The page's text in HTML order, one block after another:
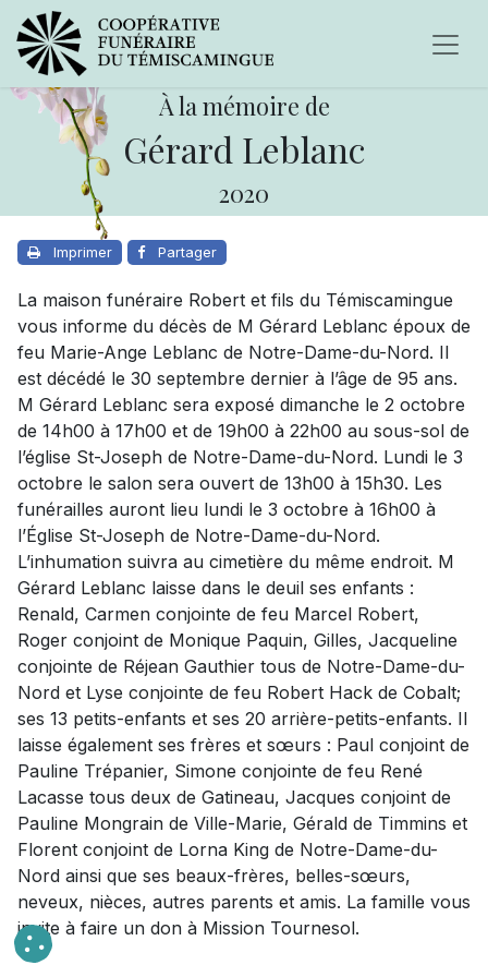
À la mémoire de
Gérard Leblanc
2020
Imprimer Partager
La maison funéraire Robert et fils du Témiscamingue
vous informe du décès de M Gérard Leblanc époux de
feu Marie-Ange Leblanc de Notre-Dame-du-Nord. Il
est décédé le 30 septembre dernier à l’âge de 95 ans.
M Gérard Leblanc sera exposé dimanche le 2 octobre
de 14h00 à 17h00 et de 19h00 à 22h00 au sous-sol de
l’église St-Joseph de Notre-Dame-du-Nord. Lundi le 3
octobre le salon sera ouvert de 13h00 à 15h30. Les
funérailles auront lieu lundi le 3 octobre à 16h00 à
l’Église St-Joseph de Notre-Dame-du-Nord.
L’inhumation suivra au cimetière du même endroit. M
Gérard Leblanc laisse dans le deuil ses enfants :
Renald, Carmen conjointe de feu Marcel Robert,
Roger conjoint de Monique Paquin, Gilles, Jacqueline
conjointe de Réjean Gauthier tous de Notre-Dame-du-
Nord et Lyse conjointe de feu Robert Hack de Cobalt;
ses 13 petits-enfants et ses 20 arrière-petits-enfants. Il
laisse également ses frères et sœurs : Paul conjoint de
Pauline Trépanier, Simone conjointe de feu René
Lacasse tous deux de Gatineau, Jacques conjoint de
Pauline Mongrain de Ville-Marie, Gérald de Timmins et
Florent conjoint de Lorna King de Notre-Dame-du-
Nord ainsi que ses beaux-frères, belles-sœurs,
neveux, nièces, autres parents et amis. La famille vous
invite à faire un don à Mission Tournesol.